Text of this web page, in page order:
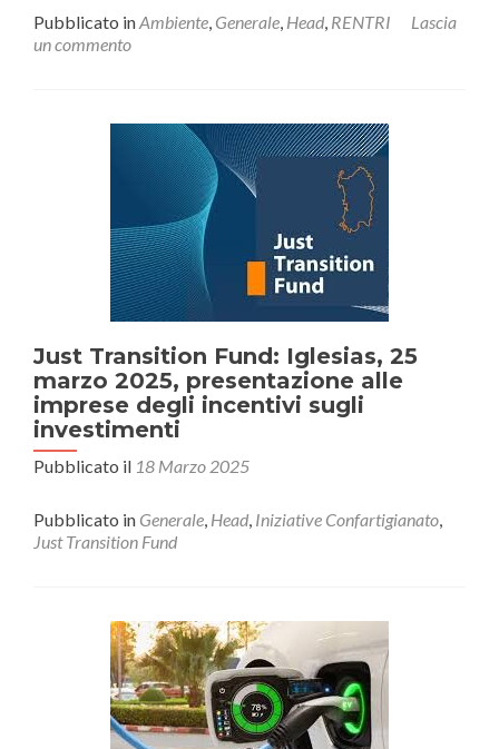
piùRENTRI:
avvio
e
corso
formativo
Confartigianato
Pubblicato inAmbiente, Generale, Head, RENTRI
Lascia
un commento
Just Transition Fund: Iglesias, 25
marzo 2025, presentazione alle
imprese degli incentivi sugli
investimenti
Pubblicato il 18 Marzo 2025
Pubblicato in Generale, Head, Iniziative Confartigianato,
Just Transition Fund